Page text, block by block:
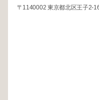
〒1140002 東京都北区王子2-